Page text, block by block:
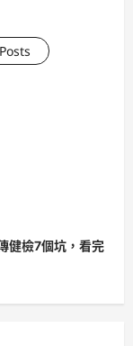
健檢7個坑，看完